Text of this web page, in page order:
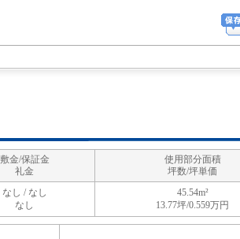
敷金/保証金
礼金
使用部分面積
坪数/坪単価
なし / なし
なし
45.54m²
13.77坪/0.559万円